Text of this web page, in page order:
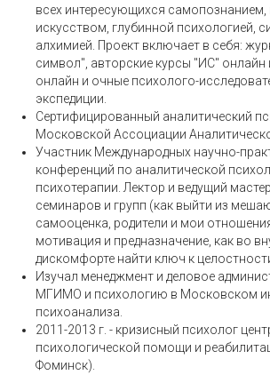
всех интересующихся
искусством, глубинной психологией,
алхимией. Проект включает в себя:
символ", авторские курсы "ИС" онлайн
онлайн и очные психолого-
экспедиции.
Cертифицированный аналитический
Московской Ассоциации
Участник Международных научно-
конференций по аналитической
психотерапии. Лектор и ведущий
семинаров и групп (как выйти из
самооценка, родители и мои
мотивация и предназначение, как во
дискомфорте найти ключ к
Изучал менеджмент и деловое
МГИМО и психологию в Московском
психоанализа.
2011-2013 г. - кризисный психолог
психологической помощи и
Фоминск).